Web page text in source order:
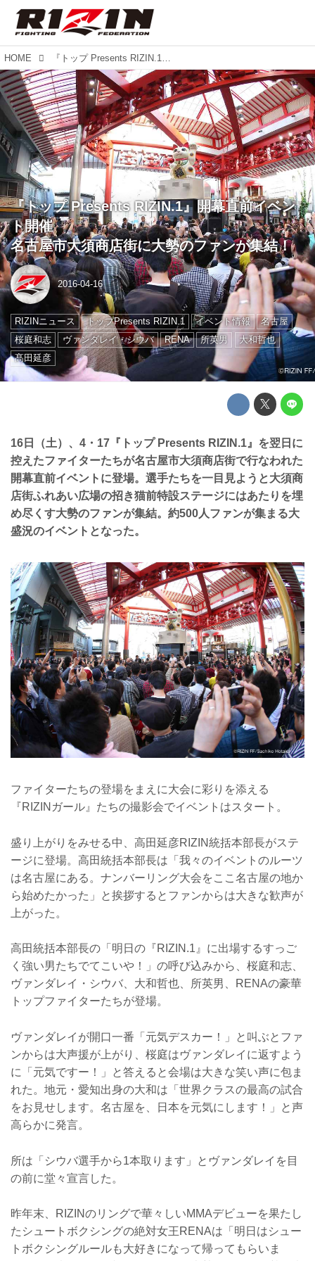
HOME 『トップ Presents RIZIN.1』開幕直前イベント開催 名古屋市大須商店街に大勢のファンが集結！
『トップ Presents RIZIN.1』開幕直前イベン
ト開催
名古屋市大須商店街に大勢のファンが集結！
2016-04-16
RIZINニュース トップPresents RIZIN.1 イベント情報
名古屋
桜庭和志
ヴァンダレイ・シウバ RENA 所英男
大和哲也
髙田延彦
16日（土）、4・17『トップ Presents RIZIN.1』を翌日に
控えたファイターたちが名古屋市大須商店街で行なわれた
開幕直前イベントに登場。選手たちを一目見ようと大須商
店街ふれあい広場の招き猫前特設ステージにはあたりを埋
め尽くす大勢のファンが集結。約500人ファンが集まる大
盛況のイベントとなった。
ファイターたちの登場をまえに大会に彩りを添える
『RIZINガール』たちの撮影会でイベントはスタート。
盛り上がりをみせる中、高田延彦RIZIN統括本部長がステ
ージに登場。高田統括本部長は「我々のイベントのルーツ
は名古屋にある。ナンバーリング大会をここ名古屋の地か
ら始めたかった」と挨拶するとファンからは大きな歓声が
上がった。
高田統括本部長の「明日の『RIZIN.1』に出場するすっご
く強い男たちでてこいや！」の呼び込みから、桜庭和志、
ヴァンダレイ・シウバ、大和哲也、所英男、RENAの豪華
トップファイターたちが登場。
ヴァンダレイが開口一番「元気デスカー！」と叫ぶとファ
ンからは大声援が上がり、桜庭はヴァンダレイに返すよう
に「元気ですー！」と答えると会場は大きな笑い声に包ま
れた。地元・愛知出身の大和は「世界クラスの最高の試合
をお見せします。名古屋を、日本を元気にします！」と声
高らかに発言。
所は「シウバ選手から1本取ります」とヴァンダレイを目
の前に堂々宣言した。
昨年末、RIZINのリングで華々しいMMAデビューを果たし
たシュートボクシングの絶対女王RENAは「明日はシュー
トボクシングルールも大好きになって帰ってもらいま